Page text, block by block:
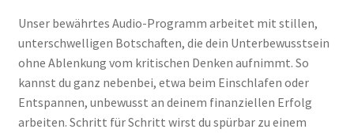
Unser bewährtes Audio-Programm arbeitet mit stillen,
unterschwelligen Botschaften, die dein Unterbewusstsein
ohne Ablenkung vom kritischen Denken aufnimmt. So
kannst du ganz nebenbei, etwa beim Einschlafen oder
Entspannen, unbewusst an deinem finanziellen Erfolg
arbeiten. Schritt für Schritt wirst du spürbar zu einem